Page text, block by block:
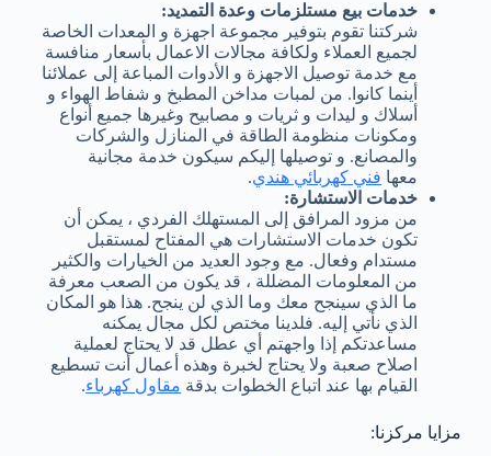
خدمات بيع مستلزمات وعدة التمديد:
شركتنا تقوم بتوفير مجموعة اجهزة و المعدات الخاصة
لجميع العملاء ولكافة مجالات الاعمال بأسعار منافسة
مع خدمة توصيل الاجهزة و الأدوات المباعة إلى عملائنا
أينما كانوا. من لمبات مداخن المطبخ و شفاط الهواء و
أسلاك و ليدات و ثريات و مصابيح وغيرها جميع أنواع
ومكونات منظومة الطاقة في المنازل والشركات
والمصانع. و توصيلها إليكم سيكون خدمة مجانية
معها فني كهربائي هندي.
خدمات الاستشارة:
من مزود المرافق إلى المستهلك الفردي ، يمكن أن
تكون خدمات الاستشارات هي المفتاح لمستقبل
مستدام وفعال. مع وجود العديد من الخيارات والكثير
من المعلومات المضللة ، قد يكون من الصعب معرفة
ما الذي سينجح معك وما الذي لن ينجح. هذا هو المكان
الذي نأتي إليه. فلدينا مختص لكل مجال يمكنه
مساعدتكم إذا واجهتم أي عطل قد لا يحتاج لعملية
اصلاح صعبة ولا يحتاج لخبرة وهذه أعمال أنت تسطيع
القيام بها عند اتباع الخطوات بدقة مقاول كهرباء.
مزايا مركزنا: